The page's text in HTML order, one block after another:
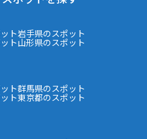
ト岩手県のスポット
ト山形県のスポット
ト群馬県のスポット
ト東京都のスポット